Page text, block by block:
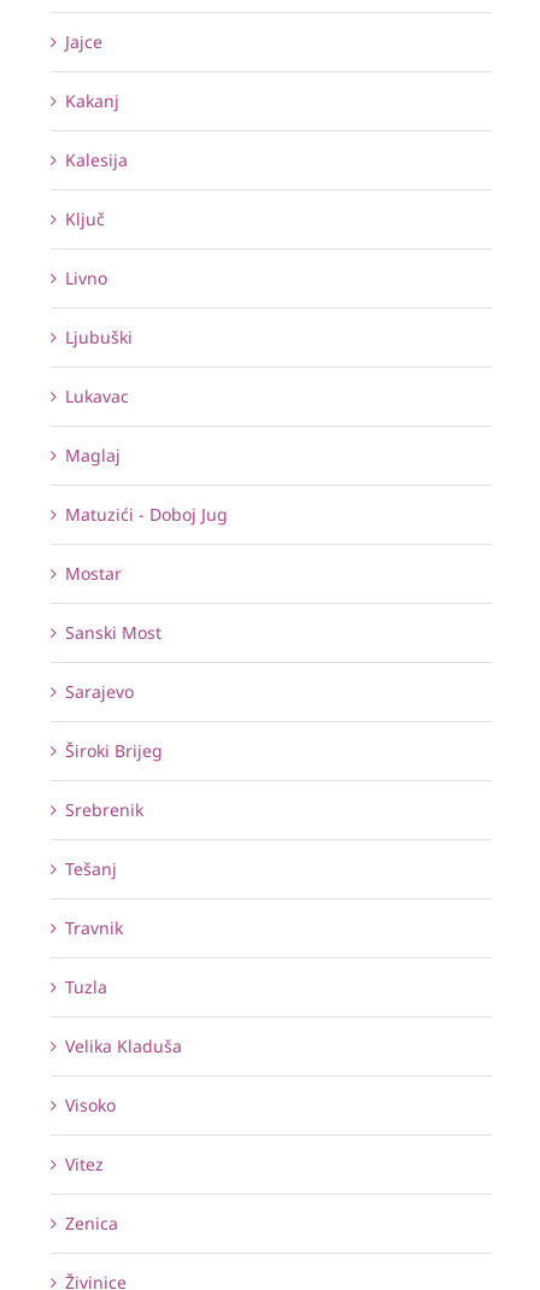
Jajce
Kakanj
Kalesija
Ključ
Livno
Ljubuški
Lukavac
Maglaj
Matuzići - Doboj Jug
Mostar
Sanski Most
Sarajevo
Široki Brijeg
Srebrenik
Tešanj
Travnik
Tuzla
Velika Kladuša
Visoko
Vitez
Zenica
Živinice